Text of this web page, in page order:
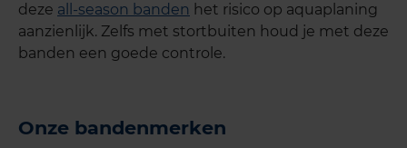
deze all-season banden het risico op aquaplaning
aanzienlijk. Zelfs met stortbuiten houd je met deze
banden een goede controle.
Onze bandenmerken